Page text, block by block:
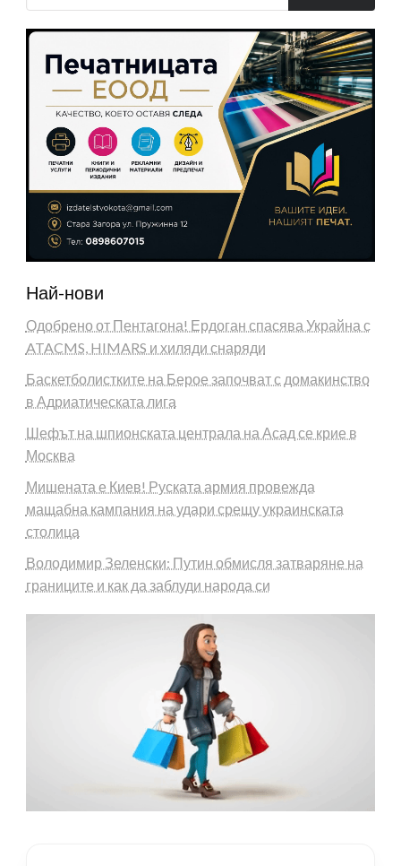
Най-нови
Одобрено от Пентагона! Ердоган спасява Украйна с
ATACMS, HIMARS и хиляди снаряди
Баскетболистките на Берое започват с домакинство
в Адриатическата лига
Шефът на шпионската централа на Асад се крие в
Москва
Мишената е Киев! Руската армия провежда
мащабна кампания на удари срещу украинската
столица
Володимир Зеленски: Путин обмисля затваряне на
границите и как да заблуди народа си